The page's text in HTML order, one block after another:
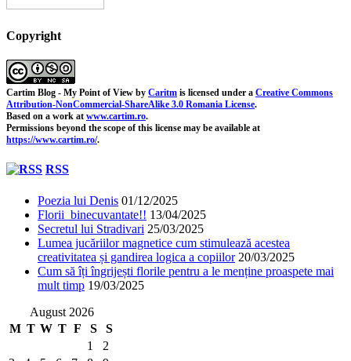
Copyright
Cartim Blog - My Point of View by Caritm is licensed under a Creative Commons
Attribution-NonCommercial-ShareAlike 3.0 Romania License.
Based on a work at www.cartim.ro.
Permissions beyond the scope of this license may be available at
https://www.cartim.ro/.
RSS
Poezia lui Denis 01/12/2025
Florii binecuvantate!! 13/04/2025
Secretul lui Stradivari 25/03/2025
Lumea jucăriilor magnetice cum stimulează acestea
creativitatea și gandirea logica a copiilor 20/03/2025
Cum să îți îngrijești florile pentru a le menține proaspete mai
mult timp 19/03/2025
August 2026
M T W T F S
S
1
2